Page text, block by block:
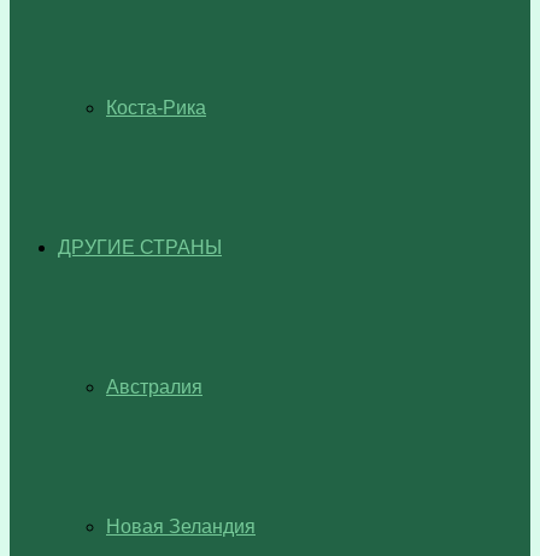
Коста-Рика
ДРУГИЕ СТРАНЫ
Австралия
Новая Зеландия